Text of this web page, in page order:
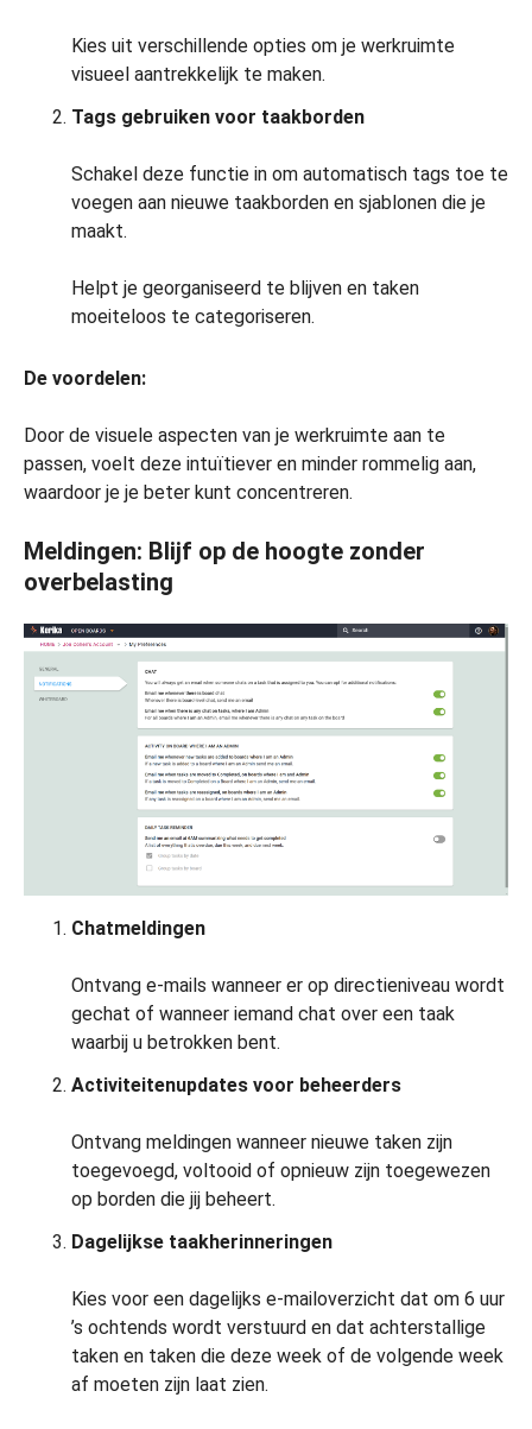
Kies uit verschillende opties om je werkruimte
visueel aantrekkelijk te maken.
Tags gebruiken voor taakborden
Schakel deze functie in om automatisch tags toe te
voegen aan nieuwe taakborden en sjablonen die je
maakt.
Helpt je georganiseerd te blijven en taken
moeiteloos te categoriseren.
De voordelen:
Door de visuele aspecten van je werkruimte aan te
passen, voelt deze intuïtiever en minder rommelig aan,
waardoor je je beter kunt concentreren.
Meldingen: Blijf op de hoogte zonder
overbelasting
Chatmeldingen
Ontvang e-mails wanneer er op directieniveau wordt
gechat of wanneer iemand chat over een taak
waarbij u betrokken bent.
Activiteitenupdates voor beheerders
Ontvang meldingen wanneer nieuwe taken zijn
toegevoegd, voltooid of opnieuw zijn toegewezen
op borden die jij beheert.
Dagelijkse taakherinneringen
Kies voor een dagelijks e-mailoverzicht dat om 6 uur
’s ochtends wordt verstuurd en dat achterstallige
taken en taken die deze week of de volgende week
af moeten zijn laat zien.